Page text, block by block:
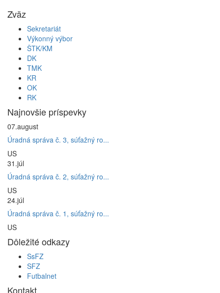
Zväz
Sekretariát
Výkonný výbor
ŠTK/KM
DK
TMK
KR
OK
RK
Najnovšie príspevky
07.august
Úradná správa č. 3, súťažný ro...
US
31.júl
Úradná správa č. 2, súťažný ro...
US
24.júl
Úradná správa č. 1, súťažný ro...
US
Dôležité odkazy
SsFZ
SFZ
Futbalnet
Kontakt